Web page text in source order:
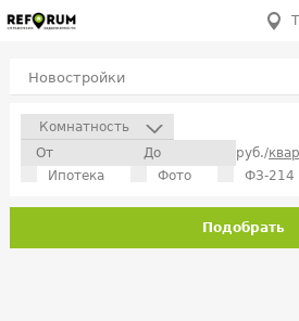
Новостройки
Комнатность
руб./
Ипотека
Фото ФЗ-214
Подобрать